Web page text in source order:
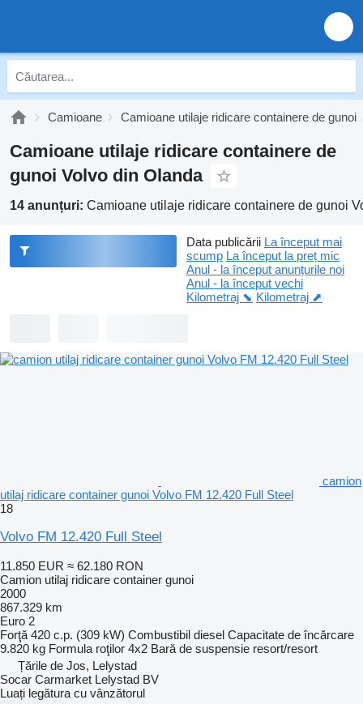
Camioane Camioane utilaje ridicare containere de gunoi
Camioane utilaje ridicare containere de
gunoi Volvo din Olanda
14 anunțuri: Camioane utilaje ridicare containere de gunoi
Data publicării La început mai
scump La început la preț mic
Anul - la început anunțurile noi
Anul - la început vechi
Kilometraj ⬊ Kilometraj ⬈
camion
utilaj ridicare container gunoi Volvo FM 12.420 Full Steel
18
Volvo FM 12.420 Full Steel
11.850 EUR ≈ 62.180 RON
Camion utilaj ridicare container gunoi
2000
867.329 km
Euro 2
Forţă 420 c.p. (309 kW) Combustibil diesel Capacitate de încărcare
9.820 kg Formula roţilor 4x2 Bară de suspensie resort/resort
Țările de Jos, Lelystad
Socar Carmarket Lelystad BV
Luați legătura cu vânzătorul